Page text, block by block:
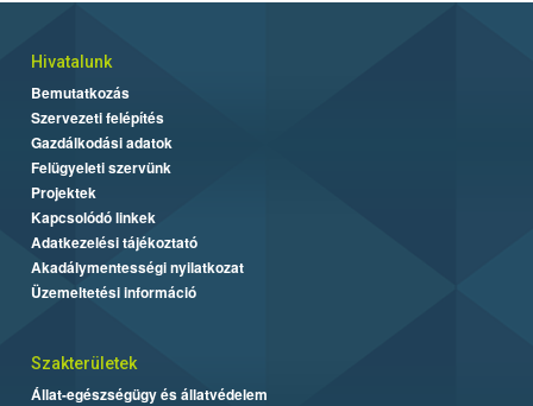
Hivatalunk
Bemutatkozás
Szervezeti felépítés
Gazdálkodási adatok
Felügyeleti szervünk
Projektek
Kapcsolódó linkek
Adatkezelési tájékoztató
Akadálymentességi nyilatkozat
Üzemeltetési információ
Szakterületek
Állat-egészségügy és állatvédelem